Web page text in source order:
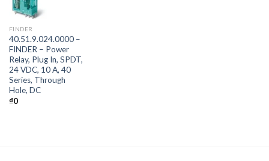
FINDER
40.51.9.024.0000 –
FINDER – Power
Relay, Plug In, SPDT,
24 VDC, 10 A, 40
Series, Through
Hole, DC
₫0